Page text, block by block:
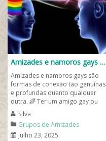
Amizades e namoros gays
Amizades e namoros gays são
formas de conexão tão genuínas
e profundas quanto qualquer
outra. 🌈 Ter um amigo gay ou
viver um relacionamento
amoroso com...
Silva
Grupos de Amizades
julho 23, 2025